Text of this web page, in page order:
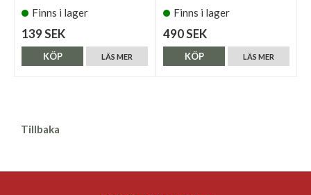
Finns i lager
139 SEK
LÄS MER
KÖP
Finns i lager
490 SEK
LÄS MER
KÖP
Tillbaka